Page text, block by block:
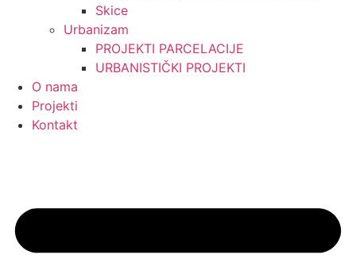
Skice
Urbanizam
PROJEKTI PARCELACIJE
URBANISTIČKI PROJEKTI
O nama
Projekti
Kontakt